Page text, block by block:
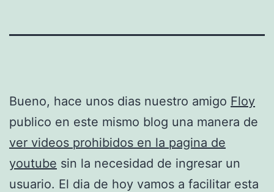
Bueno, hace unos dias nuestro amigo Floy
publico en este mismo blog una manera de
ver videos prohibidos en la pagina de
youtube sin la necesidad de ingresar un
usuario. El dia de hoy vamos a facilitar esta